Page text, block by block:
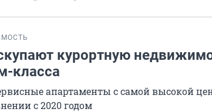
курортную
класса
апартаменты с самой высокой
с 2020 годом